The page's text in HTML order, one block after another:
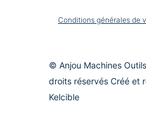
Conditions générales de
© Anjou Machines
droits réservés Créé et
Kelcible